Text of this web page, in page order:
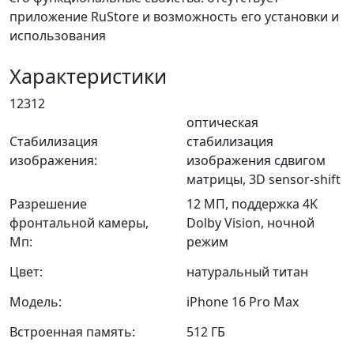
приложение RuStore и возможность его установки и
использования
Характеристики
12312
Стабилизация
изображения:
оптическая
стабилизация
изображения сдвигом
матрицы, 3D sensor-shift
Разрешение
фронтальной камеры,
Мп:
12 МП, поддержка 4K
Dolby Vision, ночной
режим
Цвет:
натуральный титан
Модель:
iPhone 16 Pro Max
Встроенная память:
512 ГБ